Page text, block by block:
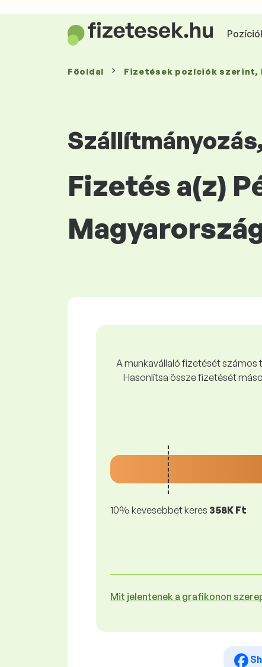
Főoldal Fizetések pozíciók szerint,
Fizetés a(z)
A munkavállaló fizetését számos
Hasonlítsa össze fizetését
10% kevesebbet keres 358K Ft
Mit jelentenek a grafikonon